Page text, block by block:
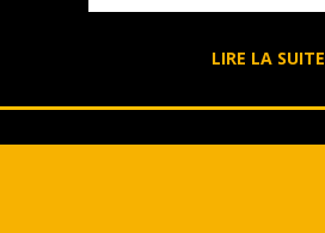
LIRE LA SUITE